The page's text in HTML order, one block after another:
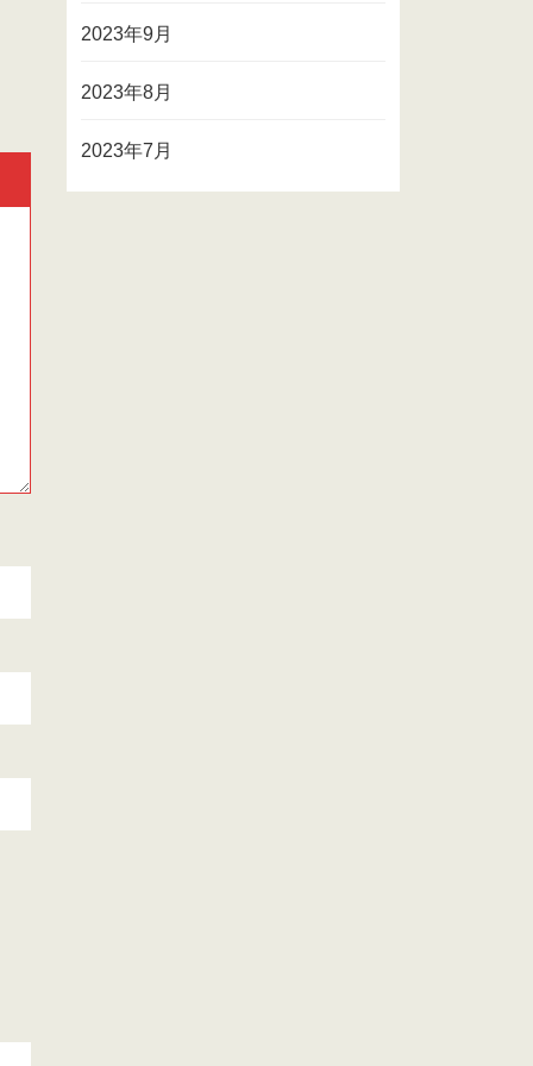
2023年9月
2023年8月
2023年7月